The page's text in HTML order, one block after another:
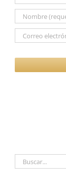
Buscar: